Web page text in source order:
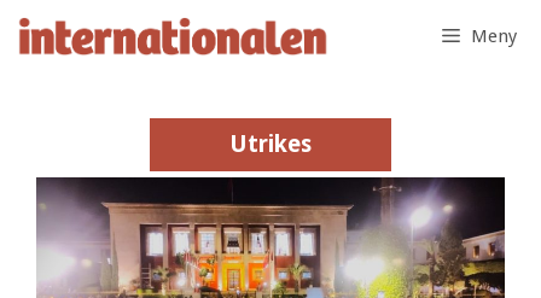
Hoppa
Meny
Utrikes
Utrikes